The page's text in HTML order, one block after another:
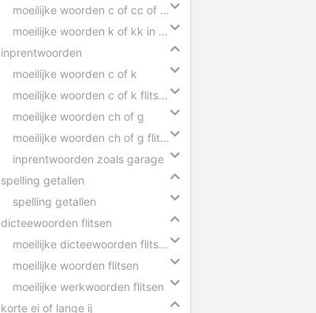
moeilijke woorden c of cc of ck in zinnen
moeilijke woorden k of kk in zinnen
inprentwoorden
moeilijke woorden c of k
moeilijke woorden c of k flitsen
moeilijke woorden ch of g
moeilijke woorden ch of g flitsen
inprentwoorden zoals garage
spelling getallen
spelling getallen
dicteewoorden flitsen
moeilijke dicteewoorden flitsen
moeilijke woorden flitsen
moeilijke werkwoorden flitsen
korte ei of lange ij